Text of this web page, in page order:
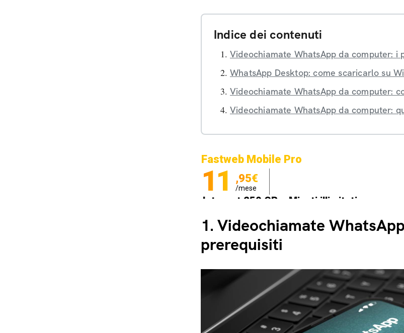
Indice dei contenuti
Videochiamate WhatsApp da computer: i
WhatsApp Desktop: come scaricarlo su
Videochiamate WhatsApp da computer:
Videochiamate WhatsApp da computer:
Fastweb Mobile Pro
11 ,95€
/mese
Internet 250 GB e Minuti illimitati
1. Videochiamate
prerequisiti